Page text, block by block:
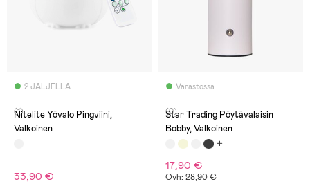
2 JÄLJELLÄ
(1)
Nitelite Yövalo Pingviini,
Valkoinen
33,90 €
Varastossa
(0)
Star Trading Pöytävalaisin
Bobby, Valkoinen
17,90 €
Ovh: 28,90 €